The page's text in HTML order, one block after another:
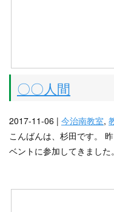
〇〇人間
2017-11-06 | 今治南教室,
こんばんは、杉田です。
ベントに参加してきました